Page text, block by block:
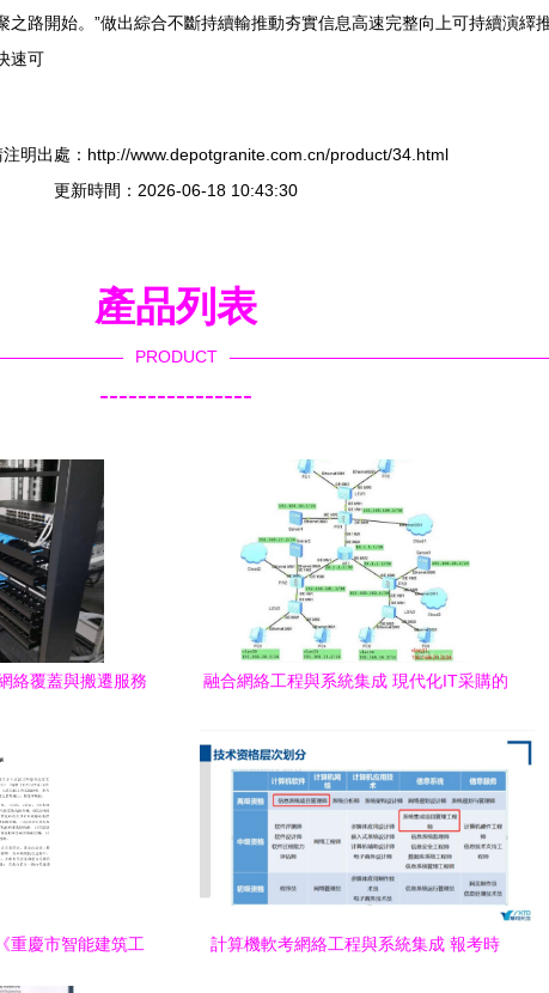
路開始。”做出綜合不斷持續輸推動夯實信息高速完整向上可持續演繹
速可
明出處：http://www.depotgranite.com.cn/product/34.html
更新時間：2026-06-18 10:43:30
產品列表
PRODUCT
----------------
絡覆蓋與搬遷服務
融合網絡工程與系統集成 現代化IT采購的
重慶市智能建筑工
計算機軟考網絡工程與系統集成 報考時